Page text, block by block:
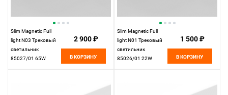
Slim Magnetic Full
light N03 Трековый
светильник
85027/01 65W
2 900 ₽
В КОРЗИНУ
Slim Magnetic Full
light N01 Трековый
светильник
85026/01 22W
1 500 ₽
В КОРЗИНУ